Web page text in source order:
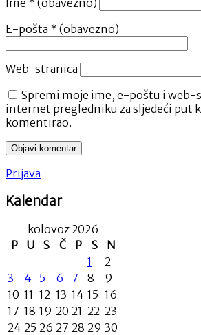
Ime * (obavezno)
E-pošta * (obavezno)
Web-stranica
Spremi moje ime, e-poštu i web-
internet pregledniku za sljedeći put
komentirao.
Prijava
Kalendar
kolovoz 2026
P
U S Č P S
N
1
2
3
4 5 6 7 8
9
10 11 12 13 14 15 16
17 18 19 20 21 22 23
24 25 26 27 28 29 30